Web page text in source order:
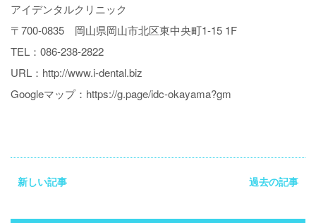
アイデンタルクリニック
〒700-0835 岡山県岡山市北区東中央町1-15 1F
TEL：086-238-2822
URL： http://www.i-dental.biz
Googleマップ： https://g.page/idc-okayama?gm
新しい記事 過去の記事